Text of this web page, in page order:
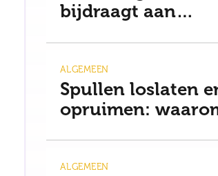
bijdraagt aan
ALGEMEEN
Spullen loslaten
opruimen:
ALGEMEEN